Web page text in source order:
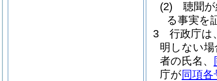
(2)
聴聞
る事実を
3
行政庁は
明しない
者の氏名、
庁が同項各